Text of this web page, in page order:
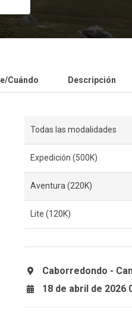
Cuándo Descripción
Todas las modalidades
Expedición (500K)
Aventura (220K)
Lite (120K)
Caborredondo -
18 de abril de 2026